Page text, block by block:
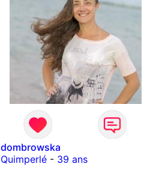
dombrowska
Quimperlé- 39 ans